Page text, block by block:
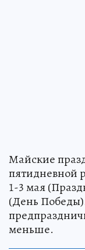
Майские
пятидневной
1-3 мая
(День
меньше.